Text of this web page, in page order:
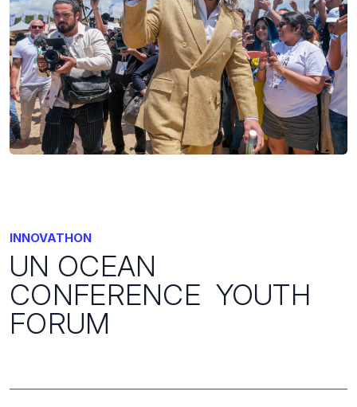
INNOVATHON
UN OCEAN
CONFERENCE YOUTH
FORUM